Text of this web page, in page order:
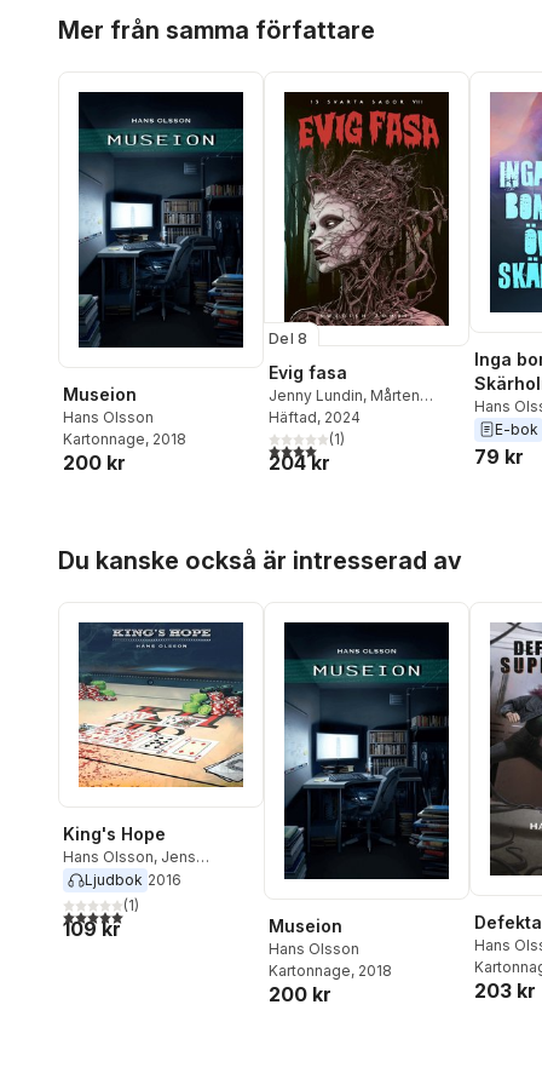
Mer från samma författare
Museion
Hans Olsson
Kartonnage, 2018
200 kr
Del 8
Evig fasa
Jenny Lundin, Mårten
Dahlrot,Karin Tidbeck
Edberg,Johannes Pinter
Eira A Ekre
Hans Olsson
Johansson
Häftad, 2024
4,0utav 5 stjärnor. Totalt antal röster:
(1)
204 kr
Inga
Hans
E-bok
79 kr
Du kanske också är intresserad av
King's Hope
Hans Olsson, Jens
Klitgaard
Ljudbok 2016
5,0utav 5 stjärnor. Totalt antal röster:
(1)
109 kr Museion
Hans Olsson
Kartonnage, 2018
200 kr
Hans
203 kr